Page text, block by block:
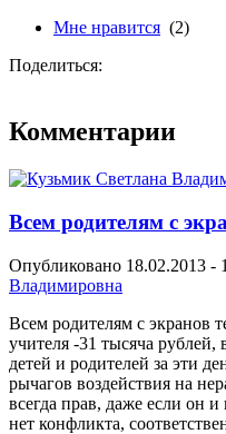
Мне нравится (2)
Поделиться:
Комментарии
Всем родителям с
Опубликовано 18.02.2013 -
Владимировна
Всем родителям с экранов
учителя -31 тысяча
детей и родителей за эти
рычагов воздействия на
всегда прав, даже если он
нет конфликта,